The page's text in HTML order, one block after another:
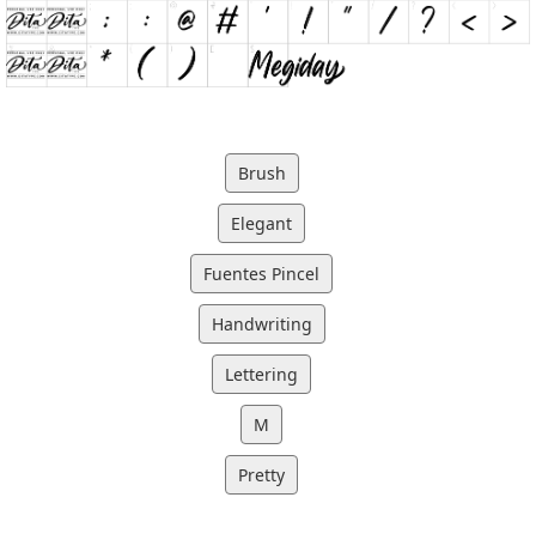
Brush
Elegant
Fuentes Pincel
Handwriting
Lettering
M
Pretty